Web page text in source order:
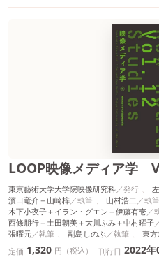
LOOP映像メディア学
東京藝術大学大学院映像研究科
濱口竜介＋山崎梓
山村浩二
木下小夜子＋イラン・グエン＋伊藤有壱
西條朋行＋土田朝美＋大川ふみ＋中村曜子
張曜元
副島しのぶ 東
定価 1,320 円（税込） 刊行日 2022年